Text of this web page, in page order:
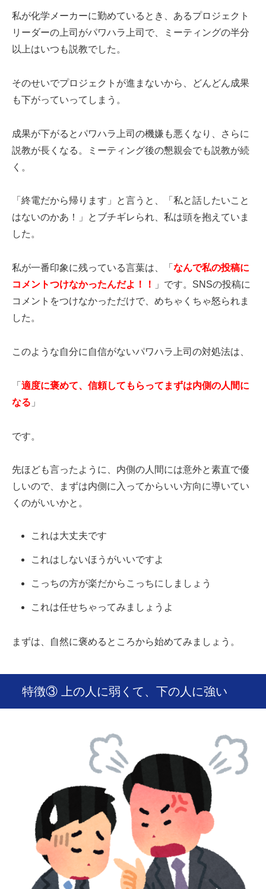
私が化学メーカーに勤めているとき、あるプロジェクト
リーダーの上司がパワハラ上司で、ミーティングの半分
以上はいつも説教でした。
そのせいでプロジェクトが進まないから、どんどん成果
も下がっていってしまう。
成果が下がるとパワハラ上司の機嫌も悪くなり、さらに
説教が長くなる。ミーティング後の懇親会でも説教が続
く。
「終電だから帰ります」と言うと、「私と話したいこと
はないのかあ！」とブチギレられ、私は頭を抱えていま
した。
私が一番印象に残っている言葉は、「 なんで私の投稿に
コメントつけなかったんだよ！！
」です。SNSの投稿に
コメントをつけなかっただけで、めちゃくちゃ怒られま
した。
このような自分に自信がないパワハラ上司の対処法は、
「 適度に褒めて、信頼してもらってまずは内側の人間に
なる 」
です。
先ほども言ったように、内側の人間には意外と素直で優
しいので、まずは内側に入ってからいい方向に導いてい
くのがいいかと。
これは大丈夫です
これはしないほうがいいですよ
こっちの方が楽だからこっちにしましょう
これは任せちゃってみましょうよ
まずは、自然に褒めるところから始めてみましょう。
特徴③ 上の人に弱くて、下の人に強い